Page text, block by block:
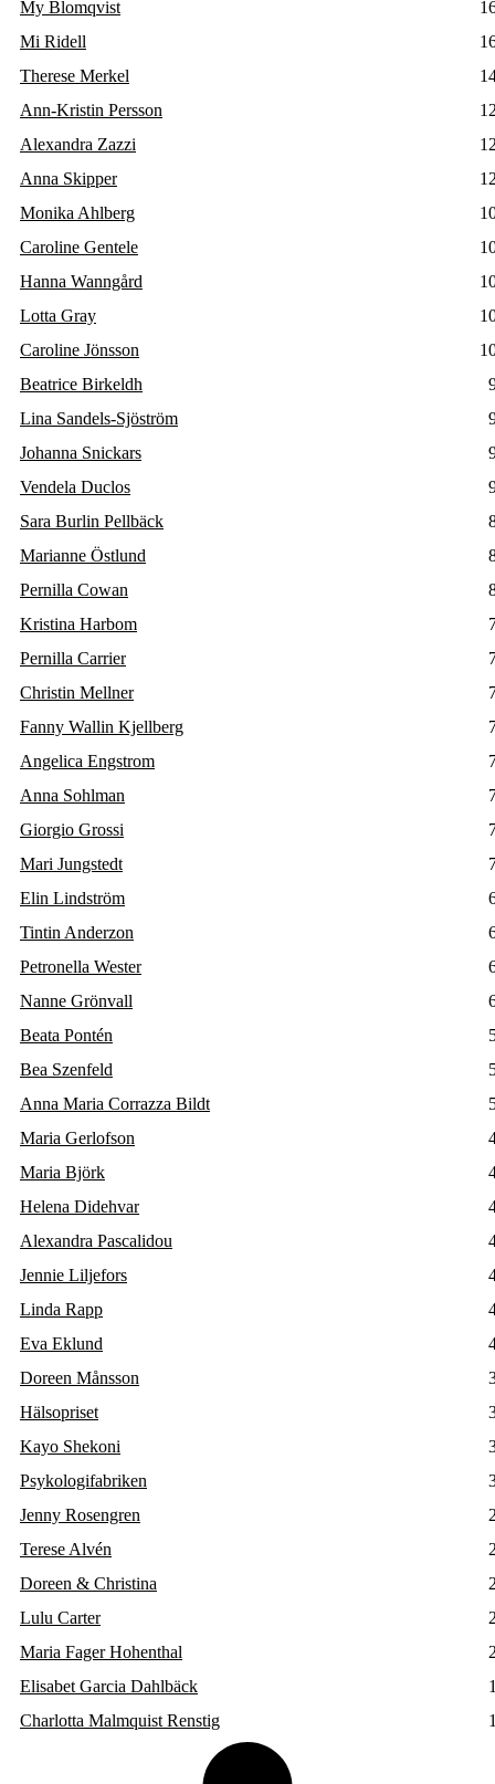
My Blomqvist
Mi Ridell
Therese Merkel
Ann-Kristin Persson
Alexandra Zazzi
Anna Skipper
Monika Ahlberg
Caroline Gentele
Hanna Wanngård
Lotta Gray
Caroline Jönsson
Beatrice Birkeldh
Lina Sandels-Sjöström
Johanna Snickars
Vendela Duclos
Sara Burlin Pellbäck
Marianne Östlund
Pernilla Cowan
Kristina Harbom
Pernilla Carrier
Christin Mellner
Fanny Wallin Kjellberg
Angelica Engstrom
Anna Sohlman
Giorgio Grossi
Mari Jungstedt
Elin Lindström
Tintin Anderzon
Petronella Wester
Nanne Grönvall
Beata Pontén
Bea Szenfeld
Anna Maria Corrazza Bildt
Maria Gerlofson
Maria Björk
Helena Didehvar
Alexandra Pascalidou
Jennie Liljefors
Linda Rapp
Eva Eklund
Doreen Månsson
Hälsopriset
Kayo Shekoni
Psykologifabriken
Jenny Rosengren
Terese Alvén
Doreen & Christina
Lulu Carter
Maria Fager Hohenthal
Elisabet Garcia Dahlbäck
Charlotta Malmquist Renstig